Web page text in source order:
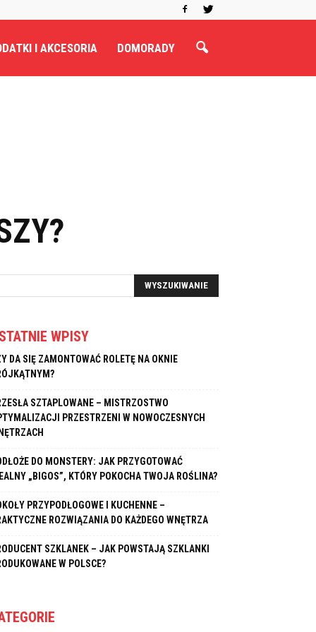
I AKCESORIA DOMORADY
WPISY
DA SIĘ ZAMONTOWAĆ ROLETĘ NA OKNIE
SZTAPLOWANE – MISTRZOSTWO
PRZESTRZENI W NOWOCZESNYCH
DO MONSTERY: JAK PRZYGOTOWAĆ
„BIGOS”, KTÓRY POKOCHA TWOJA ROŚLINA?
PRZYPODŁOGOWE I KUCHENNE –
ROZWIĄZANIA DO KAŻDEGO WNĘTRZA
SZKLANEK – JAK POWSTAJĄ SZKLANKI
W POLSCE?